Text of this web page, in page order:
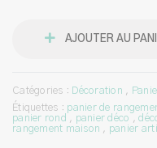
AJOUTER AU
Catégories : Décoration ,
Étiquettes : panier de
panier rond , panier déco ,
rangement maison , panier